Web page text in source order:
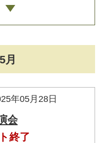
月
年05月28日
会
終了